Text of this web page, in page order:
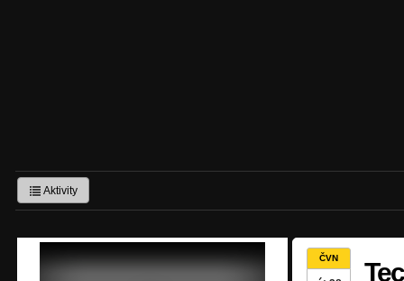
Aktivity
ČVN